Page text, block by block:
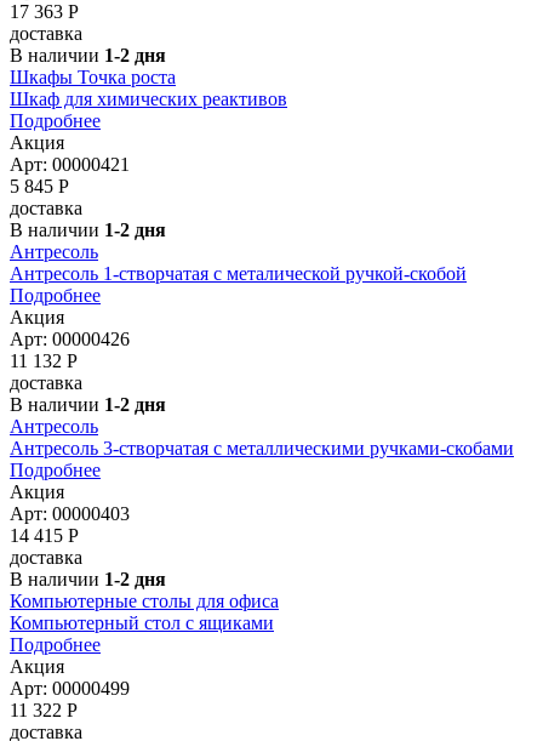
17 363 Р
доставка
В наличии 1-2 дня
Шкафы Точка роста
Шкаф для химических реактивов
Подробнее
Акция
Арт: 00000421
5 845 Р
доставка
В наличии 1-2 дня
Антресоль
Антресоль 1-створчатая с металической ручкой-скобой
Подробнее
Акция
Арт: 00000426
11 132 Р
доставка
В наличии 1-2 дня
Антресоль
Антресоль 3-створчатая с металлическими ручками-скобами
Подробнее
Акция
Арт: 00000403
14 415 Р
доставка
В наличии 1-2 дня
Компьютерные столы для офиса
Компьютерный стол с ящиками
Подробнее
Акция
Арт: 00000499
11 322 Р
доставка